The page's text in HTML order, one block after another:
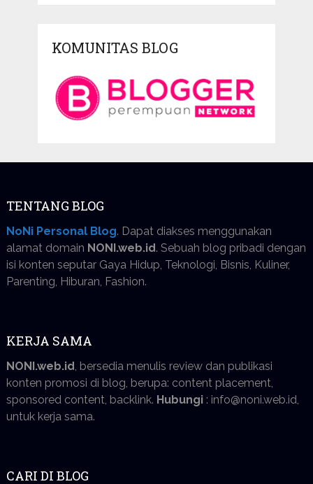
KOMUNITAS BLOG
TENTANG BLOG
NoNi Personal Blog. Dapat diakses menggunakan
alamat domain NONI.web.id. Sebuah blog pribadi dengan
isi konten seputar Gaya Hidup, Teknologi, Bisnis, Kuliner,
Parenting, Hiburan, Fashion.
KERJA SAMA
NONI.web.id , bersedia menulis review dan publikasi
konten promosi di blog, berupa: content placement,
sponsored content, backlink. Hubungi: info@noni.web.id,
untuk kerja sama.
CARI DI BLOG